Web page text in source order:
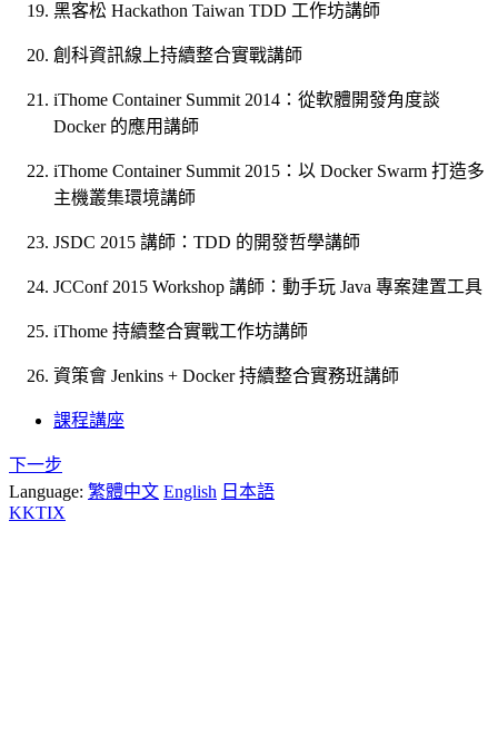
黑客松 Hackathon Taiwan TDD 工作坊講師
創科資訊線上持續整合實戰講師
iThome Container Summit 2014：從軟體開發角度談
Docker 的應用講師
iThome Container Summit 2015：以 Docker Swarm 打造多
主機叢集環境講師
JSDC 2015 講師：TDD 的開發哲學講師
JCConf 2015 Workshop 講師：動手玩 Java 專案建置工具
iThome 持續整合實戰工作坊講師
資策會 Jenkins + Docker 持續整合實務班講師
課程講座
下一步
Language: 繁體中文 English 日本語
KKTIX